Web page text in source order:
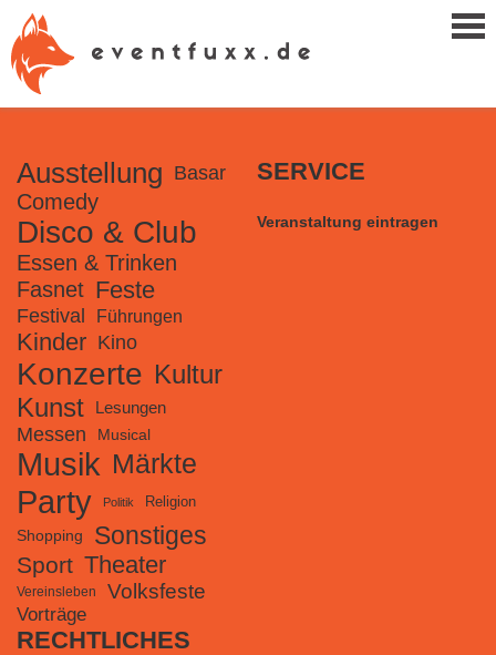
Ausstellung Basar
Comedy
Disco & Club
Essen & Trinken
Fasnet Feste
Festival Führungen
Kinder Kino
Konzerte Kultur
Kunst
Lesungen
Messen Musical
Musik Märkte
Party Politik Religion
Shopping Sonstiges
Sport Theater
Vereinsleben Volksfeste
Vorträge
SERVICE
Veranstaltung eintragen
RECHTLICHES